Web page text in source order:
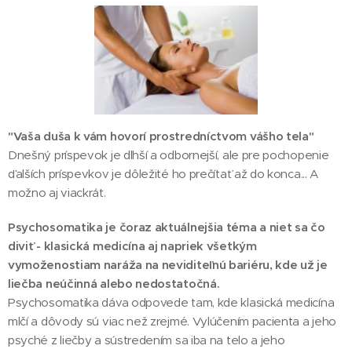
"Vaša duša k vám hovorí prostredníctvom vášho tela"
Dnešný príspevok je dlhší a odbornejší, ale pre pochopenie
ďalších príspevkov je dôležité ho prečítať až do konca... A
možno aj viackrát.
Psychosomatika je čoraz aktuálnejšia téma a niet sa čo
diviť - klasická medicína aj napriek všetkým
vymoženostiam naráža na neviditeľnú bariéru, kde už je
liečba neúčinná alebo nedostatočná.
Psychosomatika dáva odpovede tam, kde klasická medicína
mlčí a dôvody sú viac než zrejmé. Vylúčením pacienta a jeho
psyché z liečby a sústredením sa iba na telo a jeho